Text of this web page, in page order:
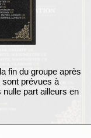
fin du groupe après
sont prévues à
part ailleurs en